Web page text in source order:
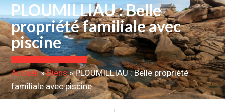
PLOUMILLIAU : Belle
propriété familiale avec
piscine
Accueil»Biens»PLOUMILLIAU : Belle propriété
familiale avec piscine